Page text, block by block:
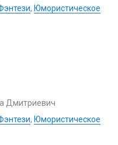
, Юмористическое
Дмитриевич
, Юмористическое